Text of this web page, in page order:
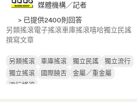
媒體機構／記者
> 已提供2400則回答
另類搖滾電子搖滾車庫搖滾嘻哈獨立民謠
撰寫文章
另類搖滾 車庫搖滾 獨立民謠
獨立流行
獨立搖滾
國際饒舌
金屬／重金屬
流行搖滾